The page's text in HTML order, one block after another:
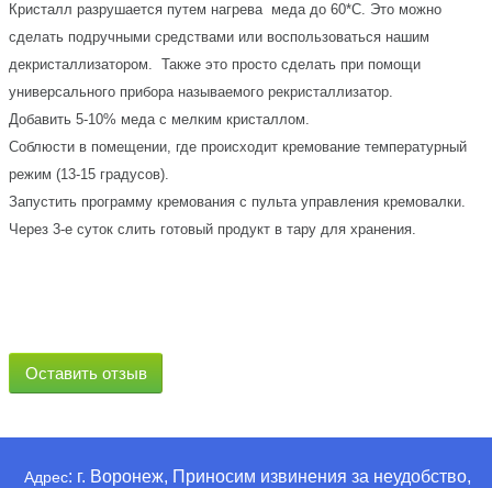
Кристалл разрушается путем нагрева меда до 60*С. Это можно
сделать подручными средствами или воспользоваться нашим
декристаллизатором. Также это просто сделать при помощи
универсального прибора называемого рекристаллизатор.
Добавить 5-10% меда с мелким кристаллом.
Соблюсти в помещении, где происходит кремование температурный
режим (13-15 градусов).
Запустить программу кремования с пульта управления кремовалки.
Через 3-е суток слить готовый продукт в тару для хранения.
Оставить отзыв
Адрес: г. Воронеж, Приносим извинения за неудобство,